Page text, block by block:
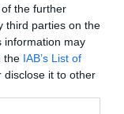
the further
third parties on the
information may
the IAB’s List of
disclose it to other
preferida
de actualidad.